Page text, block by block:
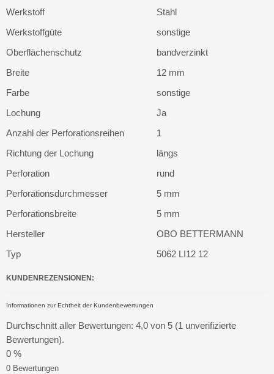
Werkstoff
Stahl
Werkstoffgüte
sonstige
Oberflächenschutz
bandverzinkt
Breite
12 mm
Farbe
sonstige
Lochung
Ja
Anzahl der Perforationsreihen
1
Richtung der Lochung
längs
Perforation
rund
Perforationsdurchmesser
5 mm
Perforationsbreite
5 mm
Hersteller
OBO BETTERMANN
Typ
5062 LI12 12
KUNDENREZENSIONEN:
Informationen zur Echtheit der Kundenbewertungen
Durchschnitt aller Bewertungen: 4,0 von 5 (1 unverifizierte
Bewertungen).
0 %
0 Bewertungen